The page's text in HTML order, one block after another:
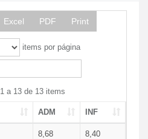
Excel PDF Print
items por página
a 13 de 13 items
ADM INF
8,68 8,40